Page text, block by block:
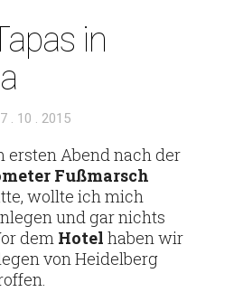
in
. 10 . 2015
ersten Abend nach der
Fuß­marsch
wollte ich mich
und gar nichts
dem Hotel haben wir
von Hei­del­berg